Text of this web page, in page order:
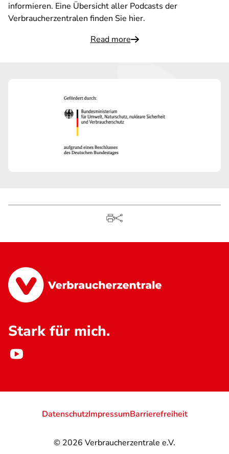
informieren. Eine Übersicht aller Podcasts der
Verbraucherzentralen finden Sie hier.
Read more
Stark für mich.
© 2026 Verbraucherzentrale e.V.
DatenschutzImpressumBarrierefreiheit